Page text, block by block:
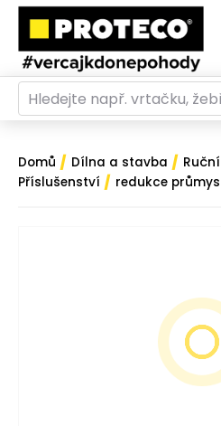
Domů / Dílna a stavba /
Příslušenství / redukce